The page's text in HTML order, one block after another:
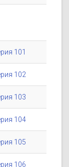
101
102
103
104
105
106